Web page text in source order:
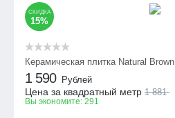
СКИДКА
15%
Керамическая плитка Natural Brown
1 590 Рублей
Цена за квадратный метр 1 881
Вы экономите: 291